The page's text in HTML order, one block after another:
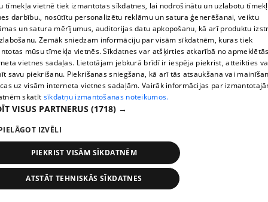
pirms 2 nedēļām, 6 dienām
Gabriels Valters atklāj, kādam nozīmīgam mērķim
šobrīd aktīvi krāj naudu
45. epizode
tīmekļa vietnē tiek izmantotas sīkdatnes, lai nodrošinātu un uzlabotu
darbību., nosūtītu personalizētu reklāmu un satura ģenerēšanai, veiktu
un satura mērījumus, auditorijas datu apkopošanu, kā arī produktu
Zemāk sniedzam informāciju par visām sīkdatnēm, kuras tiek
mūsu tīmekļa vietnēs. Sīkdatnes var atšķirties atkarībā no
vietnes sadaļas. Lietotājam jebkurā brīdī ir iespēja piekrist, atteikties
savu piekrišanu. Piekrišanas sniegšana, kā arī tās atsaukšana vai
uz visām interneta vietnes sadaļām. Vairāk informācijas par
skatīt sīkdatņu izmantošanas noteikumos.
VISUS PARTNERUS (1718) →
IZVĒLI
PIEKRIST VISĀM SĪKDATNĒM
ATSTĀT TEHNISKĀS SĪKDATNES